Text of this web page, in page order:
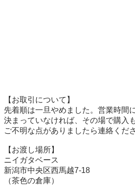
【お取引について】
先着順は一旦やめました。営業時間
決まっていなければ、その場で購入
ご不明な点がありましたら連絡くださ
【お渡し場所】
ニイガタベース
新潟市中央区西馬越7-18
（茶色の倉庫）